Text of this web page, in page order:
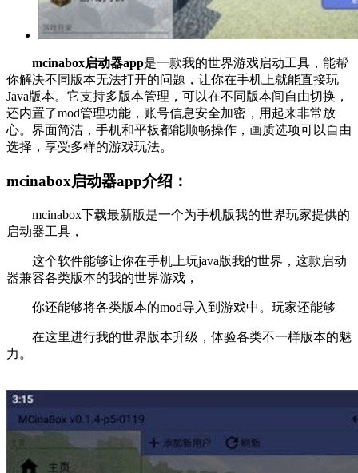
mcinabox启动器app是一款我的世界游戏启动工具，能帮
你解决不同版本无法打开的问题，让你在手机上就能直接玩
Java版本。它支持多版本管理，可以在不同版本间自由切换，
还内置了mod管理功能，账号信息安全加密，用起来非常放
心。界面简洁，手机和平板都能顺畅操作，画质选项可以自由
选择，享受多样的游戏玩法。
mcinabox启动器app介绍：
mcinabox下载最新版是一个为手机版我的世界玩家提供的
启动器工具，
这个软件能够让你在手机上玩java版我的世界，这款启动
器兼容各类版本的我的世界游戏，
你还能够将各类版本的mod导入到游戏中。玩家还能够
在这里进行我的世界版本升级，体验各类不一样版本的魅
力。